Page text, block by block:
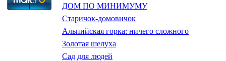
ДОМ ПО МИНИМУМУ
Старичок-домовичок
Альпийская горка: ничего сложного
Золотая шелуха
Сад для людей